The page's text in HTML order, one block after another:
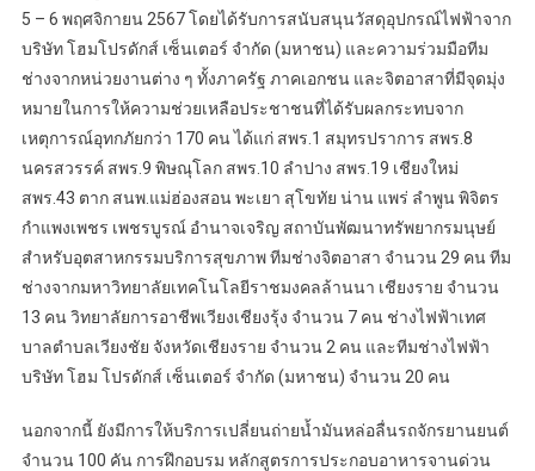
5 – 6 พฤศจิกายน 2567 โดยได้รับการสนับสนุนวัสดุอุปกรณ์ไฟฟ้าจาก
บริษัท โฮมโปรดักส์ เซ็นเตอร์ จำกัด (มหาชน) และความร่วมมือทีม
ช่างจากหน่วยงานต่าง ๆ ทั้งภาครัฐ ภาคเอกชน และจิตอาสาที่มีจุดมุ่ง
หมายในการให้ความช่วยเหลือประชาชนที่ได้รับผลกระทบจาก
เหตุการณ์อุทกภัยกว่า 170 คน ได้แก่ สพร.1 สมุทรปราการ สพร.8
นครสวรรค์ สพร.9 พิษณุโลก สพร.10 ลําปาง สพร.19 เชียงใหม่
สพร.43 ตาก สนพ.แม่ฮ่องสอน พะเยา สุโขทัย น่าน แพร่ ลําพูน พิจิตร
กําแพงเพชร เพชรบูรณ์ อํานาจเจริญ สถาบันพัฒนาทรัพยากรมนุษย์
สําหรับอุตสาหกรรมบริการสุขภาพ ทีมช่างจิตอาสา จำนวน 29 คน ทีม
ช่างจากมหาวิทยาลัยเทคโนโลยีราชมงคลล้านนา เชียงราย จำนวน
13 คน วิทยาลัยการอาชีพเวียงเชียงรุ้ง จำนวน 7 คน ช่างไฟฟ้าเทศ
บาลตําบลเวียงชัย จังหวัดเชียงราย จำนวน 2 คน และทีมช่างไฟฟ้า
บริษัท โฮม โปรดักส์ เซ็นเตอร์ จํากัด (มหาชน) จำนวน 20 คน
นอกจากนี้ ยังมีการให้บริการเปลี่ยนถ่ายน้ำมันหล่อลื่นรถจักรยานยนต์
จำนวน 100 คัน การฝึกอบรม หลักสูตรการประกอบอาหารจานด่วน